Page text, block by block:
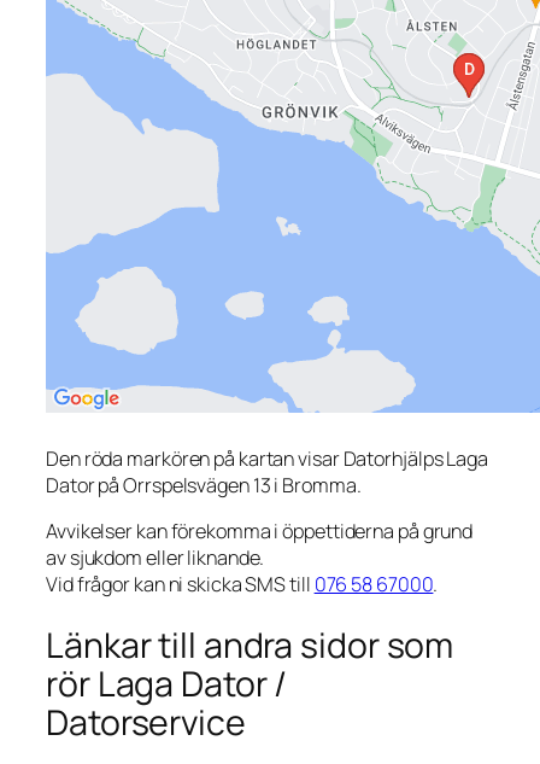
Den röda markören på kartan visar Datorhjälps Laga
Dator på Orrspelsvägen 13 i Bromma.
Avvikelser kan förekomma i öppettiderna på grund
av sjukdom eller liknande.
Vid frågor kan ni skicka SMS till 076 58 67000.
Länkar till andra sidor som
rör Laga Dator /
Datorservice